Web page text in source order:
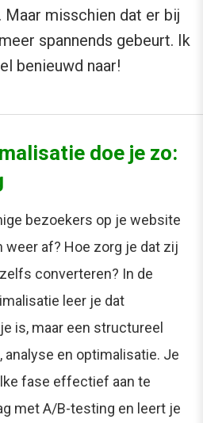
misschien dat er bij
spannends gebeurt. Ik
benieuwd naar!
doe je zo:
bezoekers op je website
weer af? Hoe zorg je dat zij
converteren? In de
leer je dat
is, maar een structureel
analyse en optimalisatie. Je
fase effectief aan te
met A/B-testing en leert je